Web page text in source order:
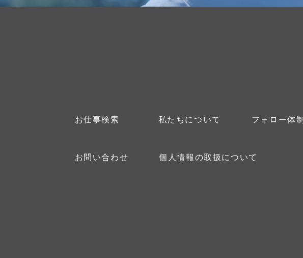
お仕事検索 私たちについて フォロー体制
お問い合わせ 個人情報の取扱について